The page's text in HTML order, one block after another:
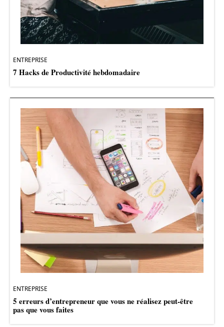
ENTREPRISE
7 Hacks de Productivité hebdomadaire
ENTREPRISE
5 erreurs d’entrepreneur que vous ne réalisez peut-être
pas que vous faites